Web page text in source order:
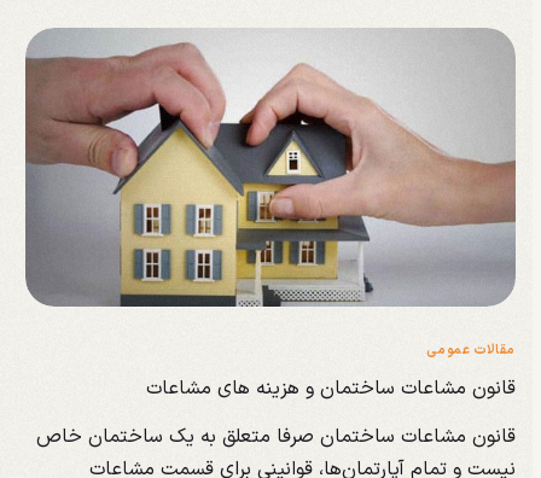
مقالات عمومی
قانون مشاعات ساختمان و هزینه های مشاعات
قانون مشاعات ساختمان صرفا متعلق به یک ساختمان خاص
نیست و تمام آپارتمان‌ها، قوانینی برای قسمت مشاعات